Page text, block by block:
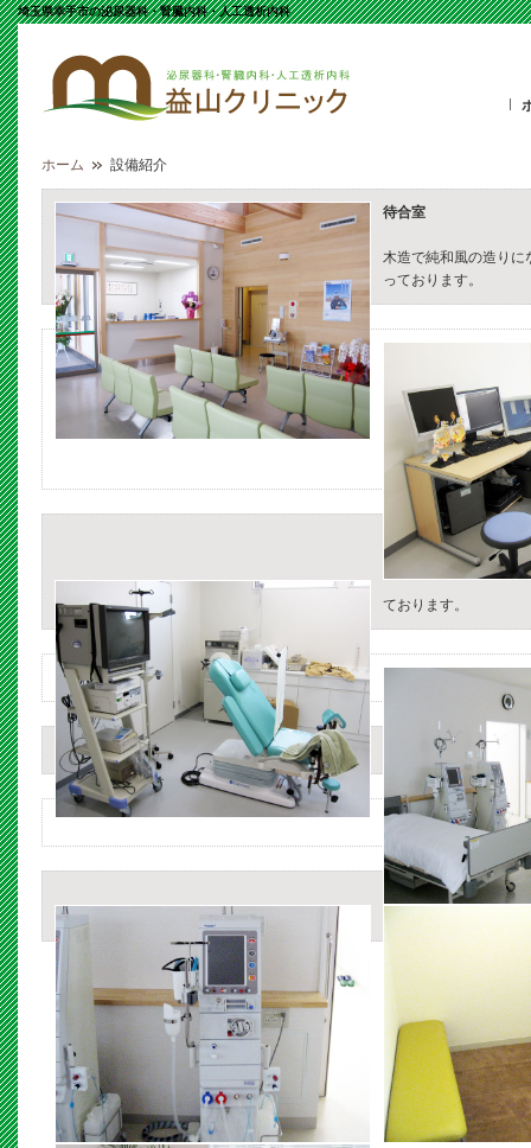
埼玉県幸手市の泌尿器科・腎臓内科・人工透析内科
ホーム 設備紹介
待合室
木造で純和風の造り
っております。
ております。